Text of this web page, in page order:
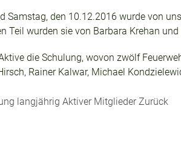
Samstag, den 10.12.2016 wurde von
Teil wurden sie von Barbara Krehan
die Schulung, wovon zwölf
Rainer Kalwar, Michael
langjährig Aktiver MitgliederZurück